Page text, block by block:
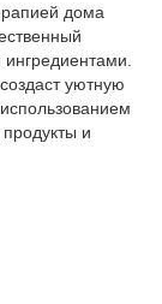
дома
уютную
и